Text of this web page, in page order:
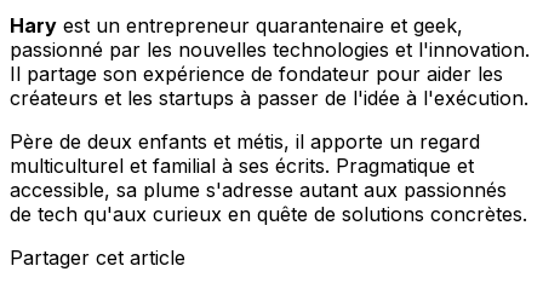
Hary est un entrepreneur quarantenaire et geek,
passionné par les nouvelles technologies et l'innovation.
Il partage son expérience de fondateur pour aider les
créateurs et les startups à passer de l'idée à l'exécution.
Père de deux enfants et métis, il apporte un regard
multiculturel et familial à ses écrits. Pragmatique et
accessible, sa plume s'adresse autant aux passionnés
de tech qu'aux curieux en quête de solutions concrètes.
Partager cet article